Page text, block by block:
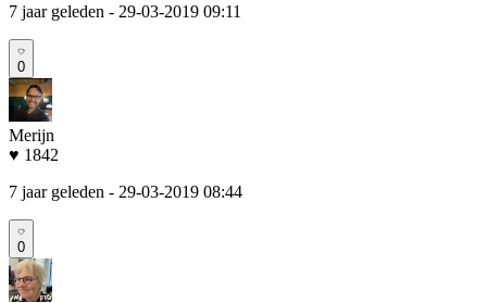
7 jaar geleden - 29-03-2019 09:11
0
Merijn
♥ 1842
7 jaar geleden - 29-03-2019 08:44
0